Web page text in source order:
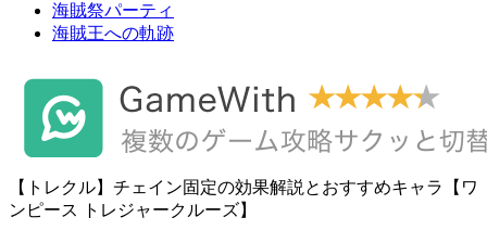
海賊祭パーティ
海賊王への軌跡
【トレクル】チェイン固定の効果解説とおすすめキャラ【ワ
ンピース トレジャークルーズ】